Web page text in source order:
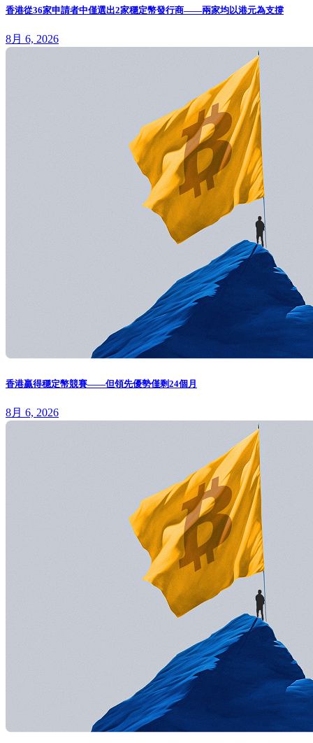
香港從36家申請者中僅選出2家穩定幣發行商——兩家均以港元為支撐
8月 6, 2026
香港贏得穩定幣競賽——但領先優勢僅剩24個月
8月 6, 2026